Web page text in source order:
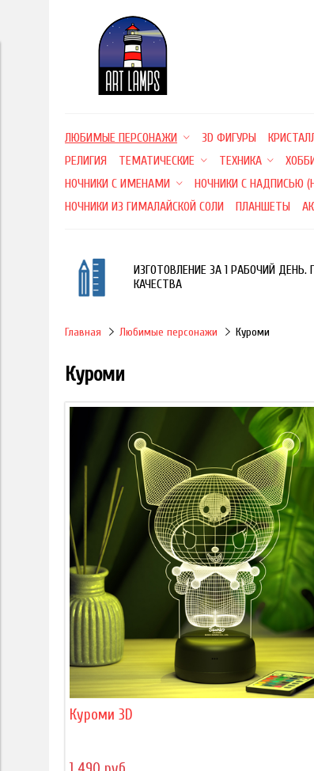
ЛЮБИМЫЕ ПЕРСОНАЖИ 3D ФИГУРЫ
РЕЛИГИЯ
ТЕМАТИЧЕСКИЕ ТЕХНИКА
НОЧНИКИ С ИМЕНАМИ
НОЧНИКИ С НАДПИСЬЮ
НОЧНИКИ ИЗ ГИМАЛАЙСКОЙ СОЛИ
ПЛАНШЕТЫ
ИЗГОТОВЛЕНИЕ ЗА 1 РАБОЧИЙ ДЕНЬ.
КАЧЕСТВА
Главная Любимые персонажи Куроми
Куроми
Куроми 3D